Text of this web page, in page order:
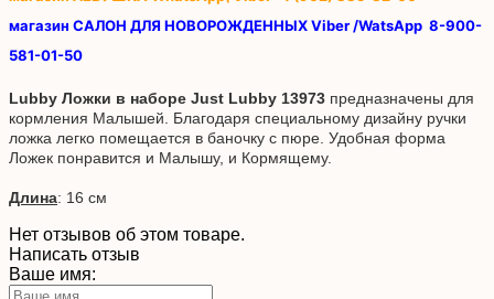
магазин САЛОН ДЛЯ НОВОРОЖДЕННЫХ Viber /WatsApp 8-900-
581-01-50
Lubby Ложки в наборе Just Lubby 13973 предназначены для
кормления Малышей. Благодаря специальному дизайну ручки
ложка легко помещается в баночку с пюре. Удобная форма
Ложек понравится и Малышу, и Кормящему.
Длина: 16 см
Нет отзывов об этом товаре.
Написать отзыв
Ваше имя: